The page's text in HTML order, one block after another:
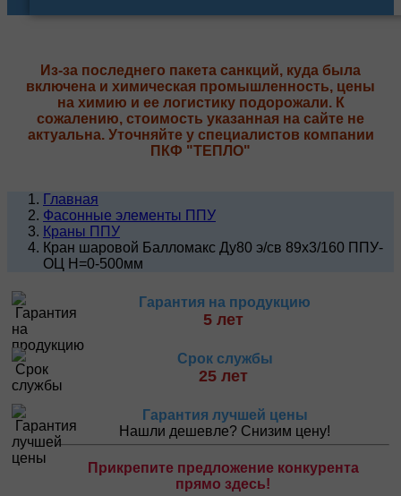
Из-за последнего пакета санкций, куда была
включена и химическая промышленность, цены
на химию и ее логистику подорожали. К
сожалению, стоимость указанная на сайте не
актуальна. Уточняйте у специалистов компании
ПКФ "ТЕПЛО"
Главная
Фасонные элементы ППУ
Краны ППУ
Кран шаровой Балломакс Ду80 э/св 89х3/160 ППУ-
ОЦ H=0-500мм
Гарантия на продукцию
5 лет
Срок службы
25 лет
Гарантия лучшей цены
Нашли дешевле? Снизим цену!
Прикрепите предложение конкурента
прямо здесь!